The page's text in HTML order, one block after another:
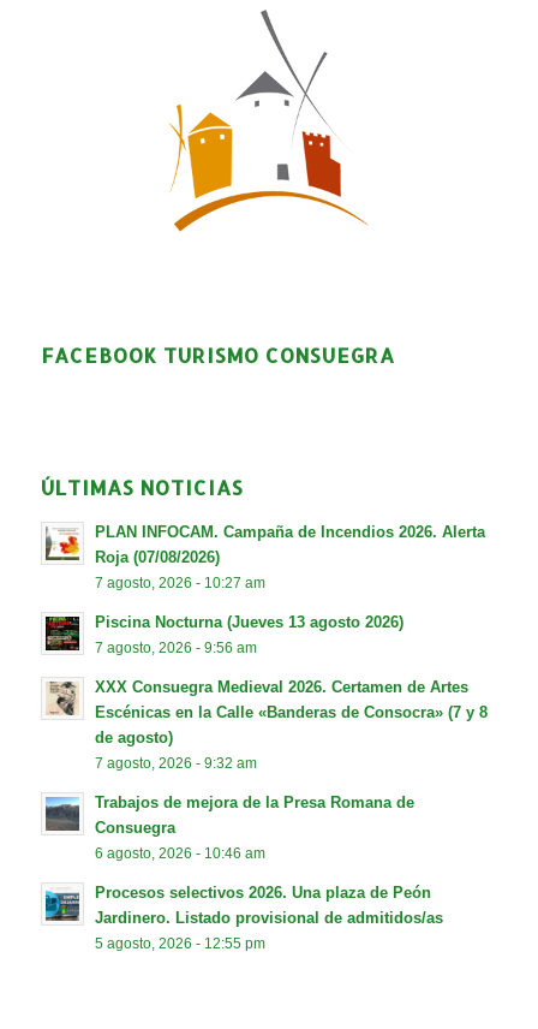
FACEBOOK TURISMO CONSUEGRA
ÚLTIMAS NOTICIAS
PLAN INFOCAM. Campaña de Incendios 2026. Alerta
Roja (07/08/2026)
7 agosto, 2026 - 10:27 am
Piscina Nocturna (Jueves 13 agosto 2026)
7 agosto, 2026 - 9:56 am
XXX Consuegra Medieval 2026. Certamen de Artes
Escénicas en la Calle «Banderas de Consocra» (7 y 8
de agosto)
7 agosto, 2026 - 9:32 am
Trabajos de mejora de la Presa Romana de
Consuegra
6 agosto, 2026 - 10:46 am
Procesos selectivos 2026. Una plaza de Peón
Jardinero. Listado provisional de admitidos/as
5 agosto, 2026 - 12:55 pm